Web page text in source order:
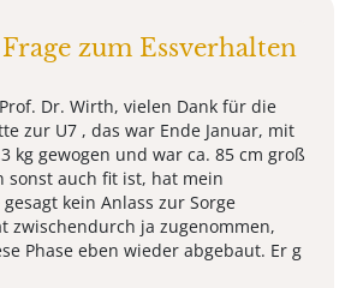
zum Essverhalten
Dr. Wirth, vielen Dank für die
zur U7 , das war Ende Januar, mit
kg gewogen und war ca. 85 cm groß
sonst auch fit ist, hat mein
kein Anlass zur Sorge
zwischendurch ja zugenommen,
Phase eben wieder abgebaut. Er g